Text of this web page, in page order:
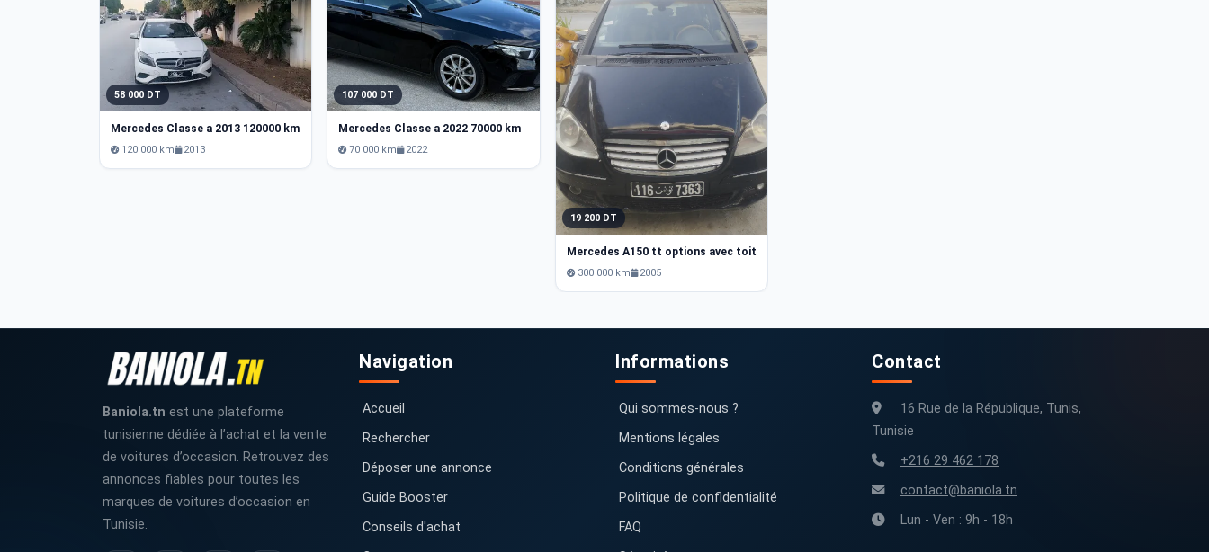
58 000 DT
Mercedes Classe a 2013 120000 km
120 000 km 2013
107 000 DT
Mercedes Classe a 2022 70000 km
70 000 km 2022
19 200 DT
Mercedes A150 tt options avec toit
300 000 km 2005
Baniola.tn est une plateforme
tunisienne dédiée à l’achat et la vente
de voitures d’occasion. Retrouvez des
annonces fiables pour toutes les
marques de voitures d’occasion en
Tunisie.
Navigation
Accueil
Rechercher
Déposer une annonce
Guide Booster
Conseils d'achat
Informations
Qui sommes-nous ?
Mentions légales
Conditions générales
Politique de confidentialité
FAQ
Contact
16 Rue de la République, Tunis,
Tunisie
+216 29 462 178
contact@baniola.tn
Lun - Ven : 9h - 18h